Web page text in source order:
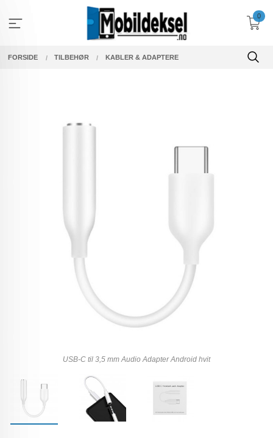
innholdet
0
FORSIDE TILBEHØR KABLER & ADAPTERE
USB-C til 3,5 mm Audio Adapter Android hvit